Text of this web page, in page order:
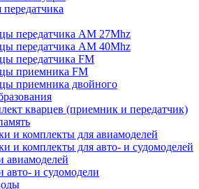
передатчика AM 27Mhz
передатчика AM 40Mhz
передатчика FM
приемника FM
приемника двойного
кварцев (приемник и передатчик)
и комплекты для авиамоделей
и комплекты для авто- и судомоделей
авиамоделей
и судомодели